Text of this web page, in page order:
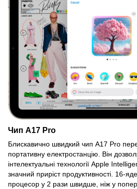
Чип A17 Pro
Блискавично швидкий чип A17 Pro
портативну електростанцію. Він
інтелектуальні технології Apple
значний приріст продуктивності. 16-
процесор у 2 рази швидше, ніж у